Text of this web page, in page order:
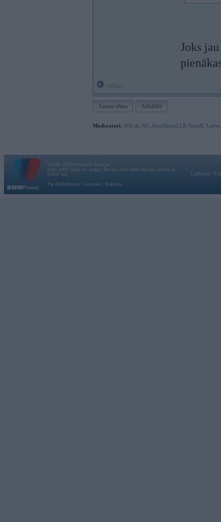
Joks
Jauna tēma Atbildēt
Moderatori: 968-jk AV AiwaShuraLLP, GirtzB Lafter
Vortāls BMWPower.lv darbojas
kopš 2002. gada 14. maija. Tas nav auto klubs un nav saistīts ar
BMW AG.
Par BMWPower
Kontakti Reklāma
Galvena